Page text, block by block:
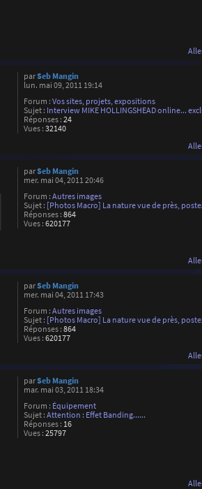
parSeb Mangin
lun. mai 09, 2011 19:14
Forum : Vos sites, projets, expositions
Sujet : Interview MIKE HOLLINGSHEAD online...
Réponses : 24
Vues : 32140
parSeb Mangin
mer. mai 04, 2011 20:46
Forum : Autres images
Sujet : [Photos Macro] La nature vue de près,
Réponses : 864
Vues : 620177
parSeb Mangin
mer. mai 04, 2011 17:43
Forum : Autres images
Sujet : [Photos Macro] La nature vue de près,
Réponses : 864
Vues : 620177
parSeb Mangin
mar. mai 03, 2011 18:34
Forum : Équipement
Sujet : Attention : Effet Banding......
Réponses : 16
Vues : 25797